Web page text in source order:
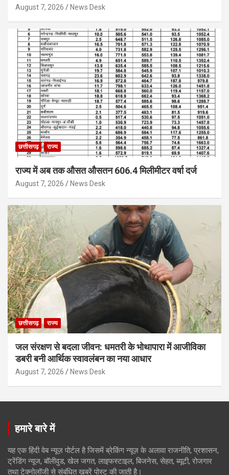
August 7, 2026 News Desk
छत्तीसगढ़ राज्य
राज्य में अब तक औसत औसतन 606.4 मिलीमीटर वर्षा दर्ज
August 7, 2026 News Desk
छत्तीसगढ़ राज्य
जल संरक्षण से बदला जीवन: धमतरी के भोथापारा में आजीविका
डबरी बनी आर्थिक स्वावलंबन का नया आधार
August 7, 2026 News Desk
हमारे बारे में
यह एक हिंदी वेब न्यूज़ पोर्टल है जिसमें ब्रेकिंग न्यूज़ के अलावा राजनीति, प्रशासन,
ट्रेंडिंग न्यूज, बॉलीवुड, खेल जगत, लाइफस्टाइल, बिजनेस, सेहत, ब्यूटी, रोजगार
तथा टेक्नोलॉजी से संबंधित खबरें पोस्ट की जाती है।